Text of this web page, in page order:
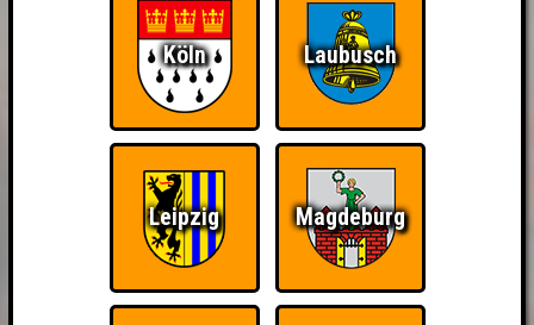
Köln Laubusch
Leipzig Magdeburg